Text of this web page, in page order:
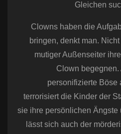
Gleichen
Clowns haben die
bringen, denkt man.
mutiger Außenseiter
Clown
personifizierte Böse
terrorisiert die Kinder der
sie ihre persönlichen
lässt sich auch der